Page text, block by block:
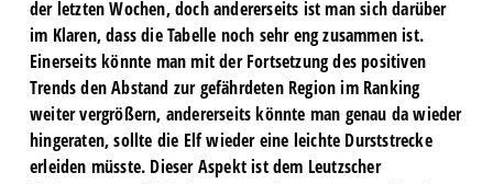
der letzten Wochen, doch andererseits ist man sich darüber
im Klaren, dass die Tabelle noch sehr eng zusammen ist.
Einerseits könnte man mit der Fortsetzung des positiven
Trends den Abstand zur gefährdeten Region im Ranking
weiter vergrößern, andererseits könnte man genau da wieder
hingeraten, sollte die Elf wieder eine leichte Durststrecke
erleiden müsste. Dieser Aspekt ist dem Leutzscher